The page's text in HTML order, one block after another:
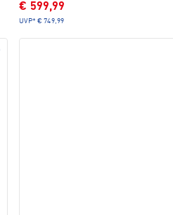
€ 599,99
UVP* € 749,99